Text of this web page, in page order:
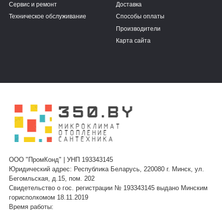
Сервис и ремонт
Техническое обслуживание
Доставка
Способы оплаты
Производители
Карта сайта
ООО "ПромКонд" | УНП 193343145
Юридический адрес: Республика Беларусь, 220080 г. Минск, ул.
Бегомльская, д.15, пом. 202
Свидетельство о гос. регистрации № 193343145 выдано Минским
горисполкомом 18.11.2019
Время работы: